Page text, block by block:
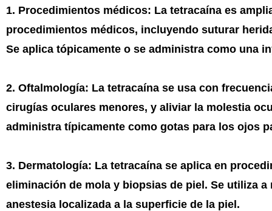
1. Procedimientos médicos: La tetracaína es
procedimientos médicos, incluyendo suturar
Se aplica tópicamente o se administra como una
2. Oftalmología: La tetracaína se usa con
cirugías oculares menores, y aliviar la molestia
administra típicamente como gotas para los ojos
3. Dermatología: La tetracaína se aplica en
eliminación de mola y biopsias de piel. Se utiliza
anestesia localizada a la superficie de la piel.